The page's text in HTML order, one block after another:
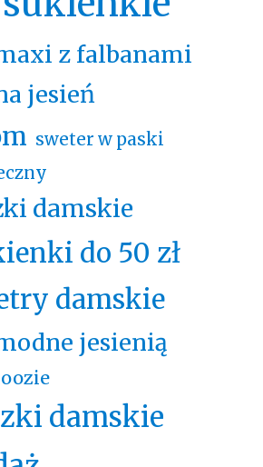
z falbanami
jesień
sweter w paski
damskie
do 50 zł
damskie
jesienią
damskie